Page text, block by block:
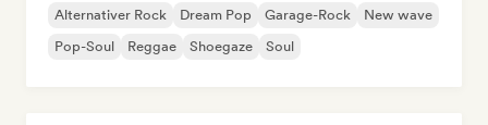
Alternativer Rock Dream Pop Garage-Rock
New wave
Pop-Soul
Reggae Shoegaze Soul